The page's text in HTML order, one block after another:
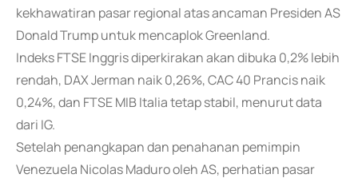
kekhawatiran pasar regional atas ancaman Presiden AS
Donald Trump untuk mencaplok Greenland.
Indeks FTSE Inggris diperkirakan akan dibuka 0,2% lebih
rendah, DAX Jerman naik 0,26%, CAC 40 Prancis naik
0,24%, dan FTSE MIB Italia tetap stabil, menurut data
dari IG.
Setelah penangkapan dan penahanan pemimpin
Venezuela Nicolas Maduro oleh AS, perhatian pasar